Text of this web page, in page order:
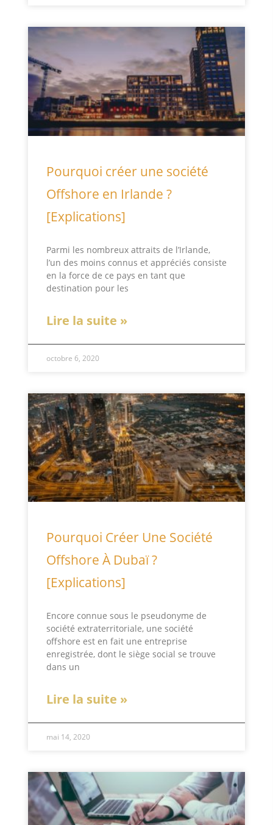
Pourquoi créer une société
Offshore en Irlande ?
[Explications]
Parmi les nombreux attraits de l’Irlande,
l’un des moins connus et appréciés consiste
en la force de ce pays en tant que
destination pour les
Lire la suite »
octobre 6, 2020
Pourquoi Créer Une Société
Offshore À Dubaï ?
[Explications]
Encore connue sous le pseudonyme de
société extraterritoriale, une société
offshore est en fait une entreprise
enregistrée, dont le siège social se trouve
dans un
Lire la suite »
mai 14, 2020